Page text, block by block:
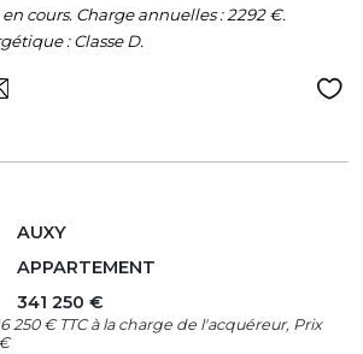
cours. Charge annuelles : 2292 €.
: Classe D.
AUXY
APPARTEMENT
341 250 €
250 € TTC à la charge de l'acquéreur, Prix